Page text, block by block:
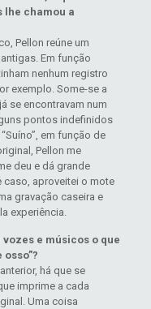
lhe chamou a
Pellon reúne um
Em função
nenhum registro
exemplo. Some-se a
se encontravam num
pontos indefinidos
em função de
Pellon me
deu e dá grande
caso, aproveitei o mote
gravação caseira e
experiência.
e músicos o que
há que se
imprime a cada
Uma coisa